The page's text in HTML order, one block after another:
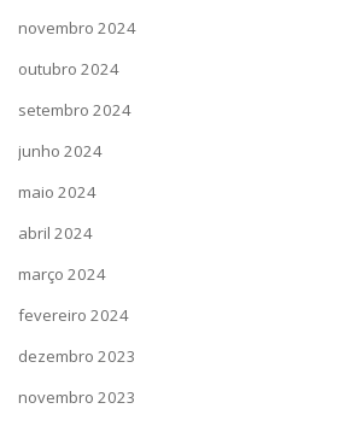
novembro 2024
outubro 2024
setembro 2024
junho 2024
maio 2024
abril 2024
março 2024
fevereiro 2024
dezembro 2023
novembro 2023